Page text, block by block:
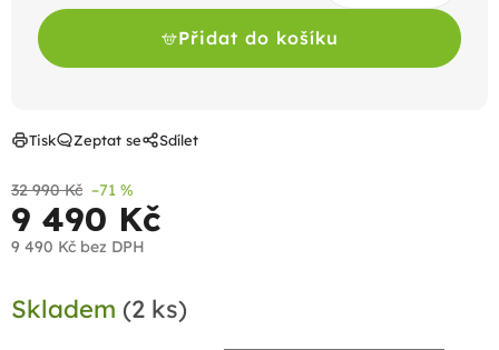
32 990 Kč –71 %
9 490 Kč
9 490 Kč bez DPH
cena:
Skladem (2 ks)
Přidat do košíku
Tisk Zeptat se Sdílet